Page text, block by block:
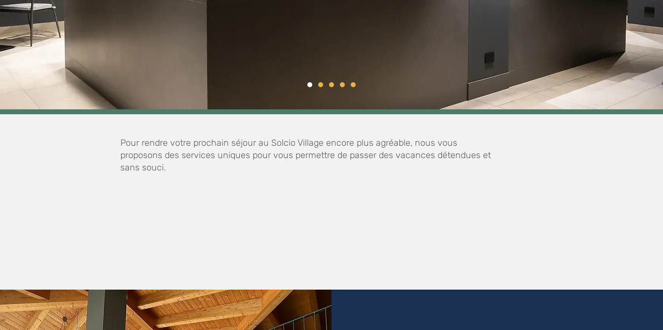
Pour rendre votre prochain séjour au Solcio Village encore plus agréable, nous vous
proposons des services uniques pour vous permettre de passer des vacances détendues et
sans souci.